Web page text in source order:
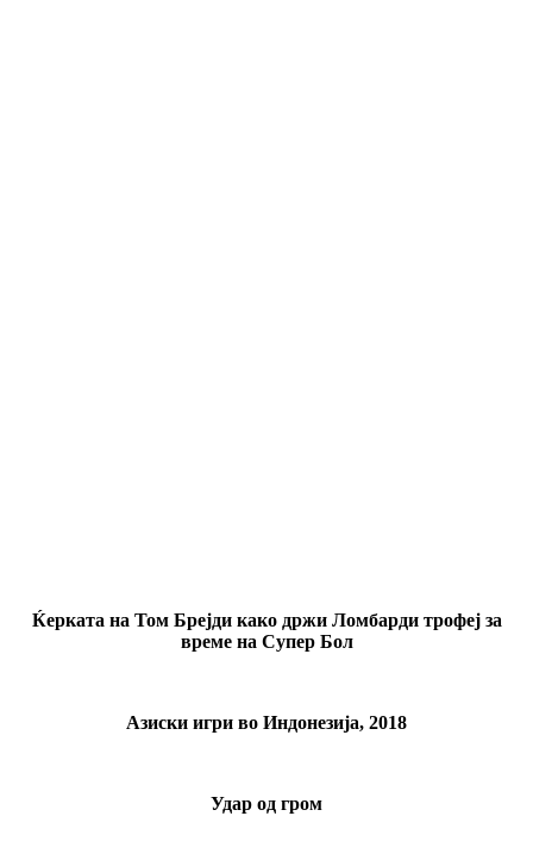
Ќерката на Том Брејди како држи Ломбарди трофеј за
време на Супер Бол
Азиски игри во Индонезија, 2018
Удар од гром